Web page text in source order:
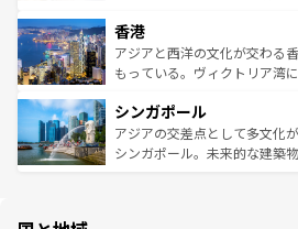
とつ。フォーやバインミー、
ひ現地で味わいたい。どの地
が旅行者を迎えてくれるので
参照してほしい。
の活気が交差している。北部
帯で自然と触れ合い、南部で
いビーチでリゾート気分を楽
激する。気候は一年中温暖で
が待っている。親しみやすい
た文化、そして多様な観光資
香港
アジアと西洋の文化が交わる
もっている。ヴィクトリア湾
み、どこを訪れても感動する
ており、効率よく見どころを
うな絶景から文化的な体験ま
シンガポール
アジアの交差点として多文化
シンガポール。未来的な建築